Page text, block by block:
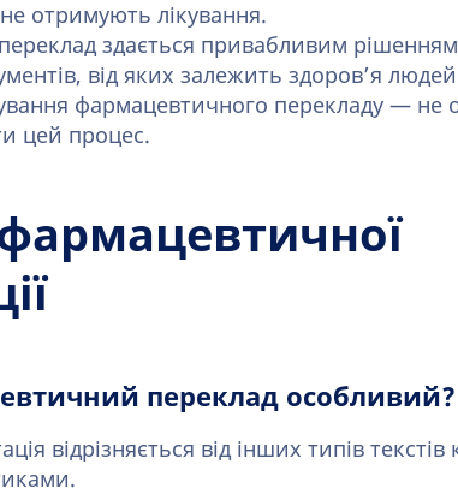
отримують лікування.
здається привабливим
від яких залежить здоров’я
фармацевтичного перекладу — не
цей процес.
переклад особливий?
відрізняється від інших типів текстів